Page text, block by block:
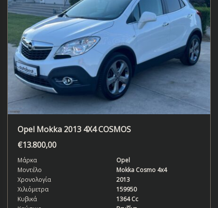
Opel Mokka 2013 4X4 COSMOS
€13.800,00
Μάρκα
Opel
Μοντέλο
Mokka Cosmo 4x4
Χρονολογία
2013
Χιλιόμετρα
159950
Κυβικά
1364 Cc